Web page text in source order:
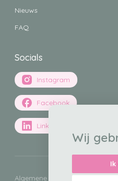
Wij
operatiewonden, doorligwonden.
Darmspoelen
Lauwwarm water wordt rectaal
of zonder pomp (peristeen
Nieuws
FAQ
Socials
Instagram
Facebook
LinkedIn
Algemene voorwaarden